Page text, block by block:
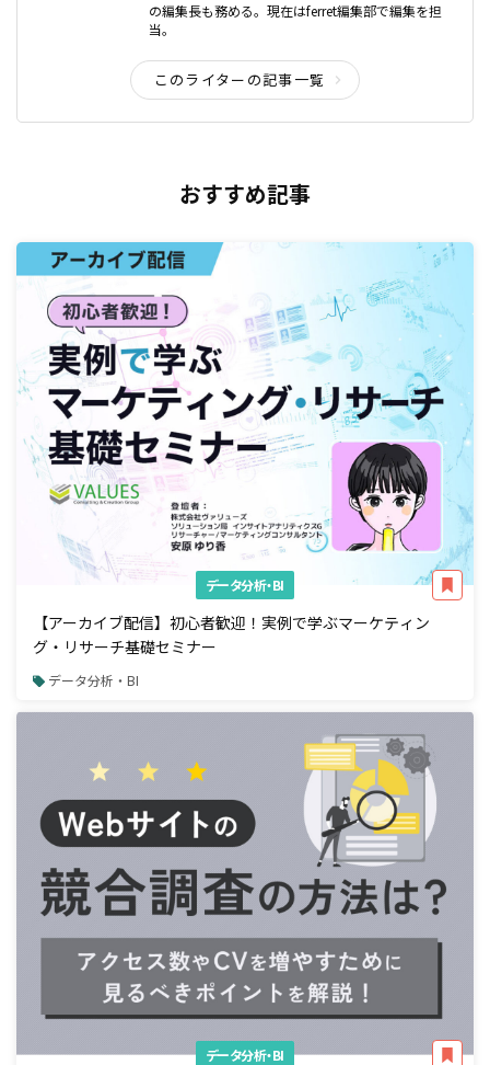
の編集長も務める。現在はferret編集部で編集を担
当。
このライターの記事一覧
おすすめ記事
データ分析・BI
【アーカイブ配信】初心者歓迎！実例で学ぶマーケティン
グ・リサーチ基礎セミナー
データ分析・BI
データ分析・BI